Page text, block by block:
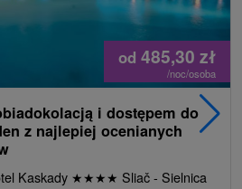
od 485,30 zł
/noc/osoba
i dostępem do
z najlepiej ocenianych
Kaskady ★★★★ Sliač - Sielnica